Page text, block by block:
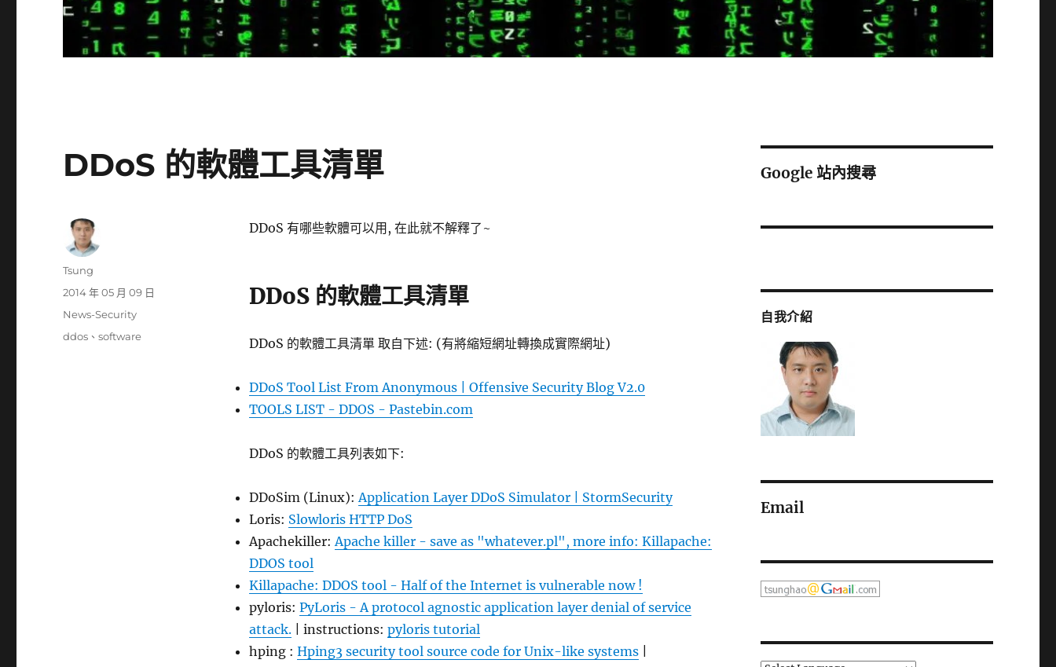
DDoS 的軟體工具清單
DDoS 有哪些軟體可以用, 在此就不解釋了~
DDoS 的軟體工具清單
DDoS 的軟體工具清單 取自下述: (有將縮短網址轉換成實際網址)
DDoS Tool List From Anonymous | Offensive Security Blog V2.0
TOOLS LIST - DDOS - Pastebin.com
DDoS 的軟體工具列表如下:
DDoSim (Linux):Application Layer DDoS Simulator | StormSecurity
Loris: Slowloris HTTP DoS
Apachekiller:Apache killer - save as "whatever.pl", more info: Killapache:
DDOS tool
Killapache: DDOS tool - Half of the Internet is vulnerable now !
pyloris: PyLoris - A protocol agnostic application layer denial of service
attack.| instructions: pyloris tutorial
hping : Hping3 security tool source code for Unix-like systems|
作
Tsung
發
期:
2014 年 05 月 09 日
分
類
News-Security
標
ddos 、software
Google 站內搜尋
自我介紹
Email